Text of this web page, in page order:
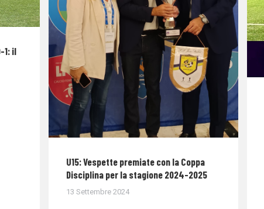
1: il
U15: Vespette premiate con la Coppa
Disciplina per la stagione 2024-2025
13 Settembre 2024